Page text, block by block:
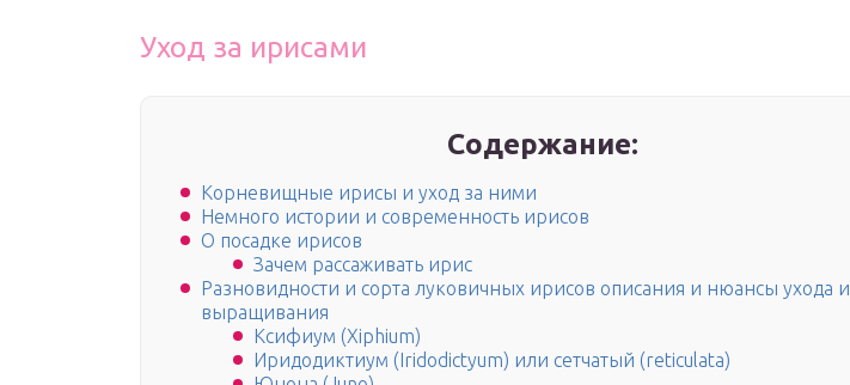
Уход за ирисами
Содержание:
Корневищные ирисы и уход за ними
Немного истории и современность ирисов
О посадке ирисов
Зачем рассаживать ирис
Разновидности и сорта луковичных ирисов описания и нюансы ухода и
выращивания
Ксифиум (Xiphium)
Иридодиктиум (Iridodictyum) или сетчатый (reticulata)